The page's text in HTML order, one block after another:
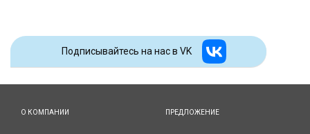
Подписывайтесь на наc в VK
О КОМПАНИИ ПРЕДЛОЖЕНИЕ